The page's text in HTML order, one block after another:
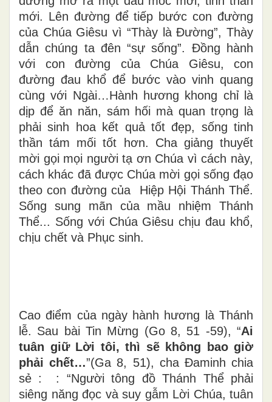
mới. Lên đường để tiếp bước con đường
của Chúa Giêsu vì “Thày là Đường”, Thày
dẫn chúng ta đên “sự sống”. Đồng hành
với con đường của Chúa Giêsu, con
đường đau khổ để bước vào vinh quang
cùng với Ngài…Hành hương khong chỉ là
dịp để ăn năn, sám hối mà quan trọng là
phải sinh hoa kết quả tốt đẹp, sống tinh
thần tám mối tốt hơn. Cha giảng thuyết
mời gọi mọi người tạ ơn Chúa vì cách này,
cách khác đã được Chúa mời gọi sống đạo
theo con đường của Hiệp Hội Thánh Thể.
Sống sung mãn của mầu nhiệm Thánh
Thể... Sống với Chúa Giêsu chịu đau khổ,
chịu chết và Phục sinh.
Cao điểm của ngày hành hương là Thánh
lễ. Sau bài Tin Mừng (Go 8, 51 -59), “Ai
tuân giữ Lời tôi, thì sẽ không bao giờ
phải chết…”(Ga 8, 51), cha Đaminh chia
sẻ : : “Người tông đồ Thánh Thể phải
siêng năng đọc và suy gẫm Lời Chúa, tuân